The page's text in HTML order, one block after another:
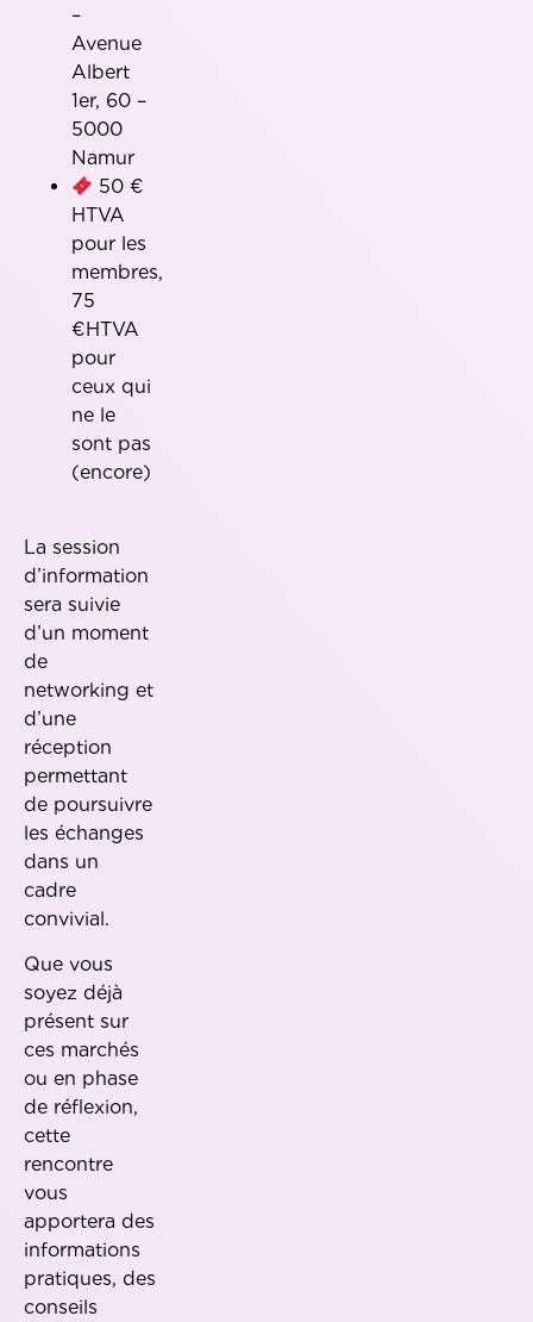
–
Avenue
Albert
1er, 60 –
5000
Namur
50 €
HTVA
pour les
membres,
75
€HTVA
pour
ceux qui
ne le
sont pas
(encore)
La session
d’information
sera suivie
d’un moment
de
networking et
d’une
réception
permettant
de poursuivre
les échanges
dans un
cadre
convivial.
Que vous
soyez déjà
présent sur
ces marchés
ou en phase
de réflexion,
cette
rencontre
vous
apportera des
informations
pratiques, des
conseils